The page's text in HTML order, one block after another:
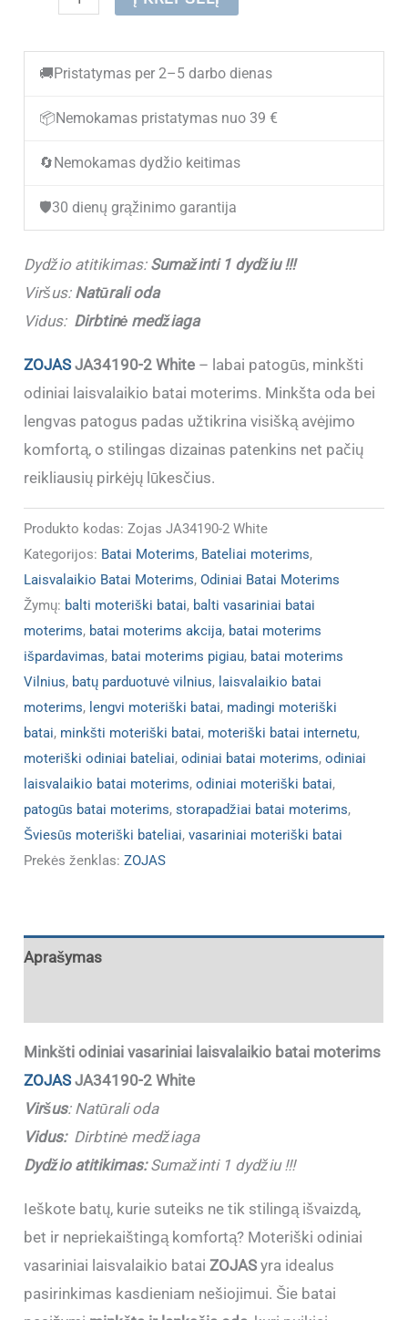
(IŠPARDUOTA)
Odiniai
laisvalaikio
moterims
White
dydžiu
!!!)
🚚 Pristatymas per 2–5 darbo dienas
📦 Nemokamas pristatymas nuo 39 €
🔄 Nemokamas dydžio keitimas
🛡️30 dienų grąžinimo garantija
Dydžio atitikimas: Sumažinti 1 dydžiu !!!
Viršus: Natūrali oda
Vidus: Dirbtinė medžiaga
ZOJASJA34190-2 White – labai patogūs, minkšti
odiniai laisvalaikio batai moterims. Minkšta oda bei
lengvas patogus padas užtikrina visišką avėjimo
komfortą, o stilingas dizainas patenkins net pačių
reikliausių pirkėjų lūkesčius.
Produkto kodas:Zojas JA34190-2 White
Kategorijos: Batai Moterims, Bateliai moterims,
Laisvalaikio Batai Moterims,Odiniai Batai Moterims
Žymų: balti moteriški batai, balti vasariniai batai
moterims, batai moterims akcija, batai moterims
išpardavimas, batai moterims pigiau, batai moterims
Vilnius, batų parduotuvė vilnius, laisvalaikio batai
moterims, lengvi moteriški batai, madingi moteriški
batai, minkšti moteriški batai, moteriški batai internetu,
moteriški odiniai bateliai,odiniai batai moterims,odiniai
laisvalaikio batai moterims,odiniai moteriški batai,
patogūs batai moterims,storapadžiai batai moterims,
Šviesūs moteriški bateliai,vasariniai moteriški batai
Prekės ženklas:ZOJAS
Aprašymas
Minkšti odiniai vasariniai laisvalaikio batai moterims
ZOJASJA34190-2 White
Viršus: Natūrali oda
Vidus:Dirbtinė medžiaga
Dydžio atitikimas:Sumažinti 1 dydžiu !!!
Ieškote batų, kurie suteiks ne tik stilingą išvaizdą,
bet ir nepriekaištingą komfortą? Moteriški odiniai
vasariniai laisvalaikio bataiZOJAS yra idealus
pasirinkimas kasdieniam nešiojimui. Šie batai